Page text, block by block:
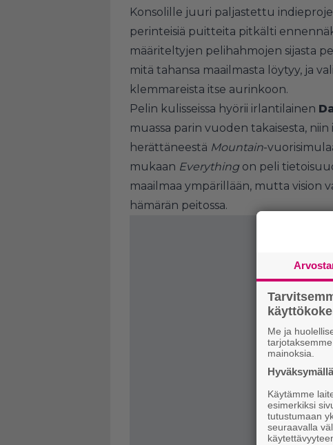
Konsolille juuri paljastettu
perinteisiä puitteita pitkälti
määriteltyjen pelihahmojen sijasta
mitä tahansa maailmasta löytyy, ja
klemmareista itse aurinkoon.
Pelin kulisseissa hyörii irlantilainen
muassa parin vuoden takaisesta,
herättäneestä Mountain-
mukaan Everything on peli
maailmaa ympärillään, mutta vision
hämärän peitossa.
Me ja
mainoksia.
Käytämme
esimerkiksi
tutustumaan
seuraavalla